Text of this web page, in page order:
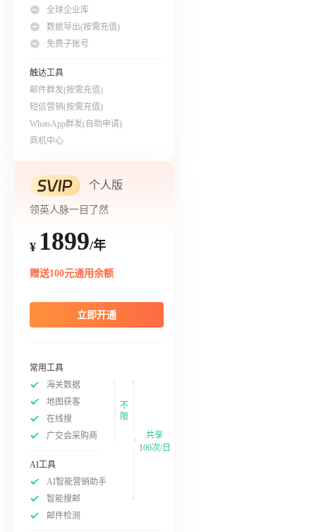
全球企业库
数据导出(按需充值)
免费子账号
触达工具
邮件群发(按需充值)
短信营销(按需充值)
WhatsApp群发(自助申请)
商机中心
个人版
领英人脉一目了然
¥ 1899/年
赠送100元通用余额
立即开通
常用工具
海关数据
地图获客
在线搜
广交会采购商
不
限
AI工具
AI智能营销助手
智能搜邮
邮件检测
共享
100次/日